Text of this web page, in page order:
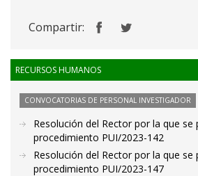
Compartir:
RECURSOS HUMANOS
CONVOCATORIAS DE PERSONAL INVESTIGADOR
Resolución del Rector por la que se
procedimiento PUI/2023-142
Resolución del Rector por la que se
procedimiento PUI/2023-147